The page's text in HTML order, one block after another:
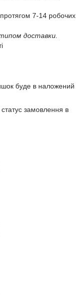
7-14 робочих
доставки.
буде в наложений
замовлення в